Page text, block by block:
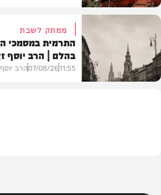
דעות
ממתק לשבת
התרמית במסמכי
בהלם | הרב יוסף
11:55
07/08/26הרב